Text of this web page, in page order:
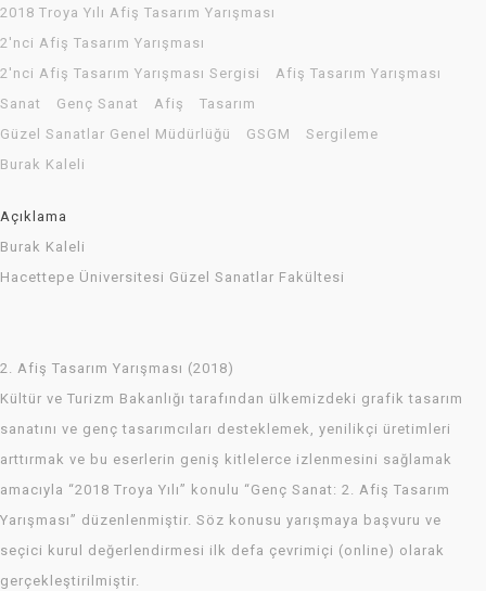
2018 Troya Yılı Afiş Tasarım Yarışması
2'nci Afiş Tasarım Yarışması
2'nci Afiş Tasarım Yarışması Sergisi
Afiş Tasarım Yarışması
Sanat
Genç Sanat Afiş
Tasarım
Güzel Sanatlar Genel Müdürlüğü
GSGM
Sergileme
Burak Kaleli
Açıklama
Burak Kaleli
Hacettepe Üniversitesi Güzel Sanatlar Fakültesi
2. Afiş Tasarım Yarışması (2018)
Kültür ve Turizm Bakanlığı tarafından ülkemizdeki grafik tasarım
sanatını ve genç tasarımcıları desteklemek, yenilikçi üretimleri
arttırmak ve bu eserlerin geniş kitlelerce izlenmesini sağlamak
amacıyla “2018 Troya Yılı” konulu “Genç Sanat: 2. Afiş Tasarım
Yarışması” düzenlenmiştir. Söz konusu yarışmaya başvuru ve
seçici kurul değerlendirmesi ilk defa çevrimiçi (online) olarak
gerçekleştirilmiştir.